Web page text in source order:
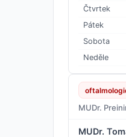
Čtvrtek
Pátek
Sobota
Neděle
MUDr.
MUDr.